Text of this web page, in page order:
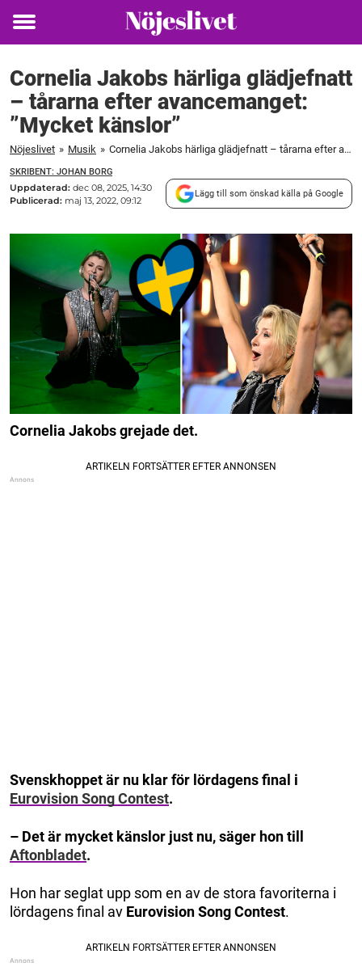
Toggle
Cornelia Jakobs härliga glädjefnatt
– tårarna efter avancemanget:
”Mycket känslor”
Nöjeslivet » Musik » Cornelia Jakobs härliga glädjefnatt – tårarna efter avancemanget: ”Mycket känslor”
SKRIBENT: JOHAN BORG
Uppdaterad: dec 08, 2025, 14:30
Publicerad: maj 13, 2022, 09:12
Lägg till som önskad källa på Google
Cornelia Jakobs grejade det.
Svenskhoppet är nu klar för lördagens final i
Eurovision Song Contest.
– Det är mycket känslor just nu, säger hon till
Aftonbladet.
Hon har seglat upp som en av de stora favoriterna i
lördagens final av Eurovision Song Contest.